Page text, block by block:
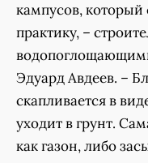
кампусов, который
практику, –
Эдуард Авдеев. –
скапливается в
уходит в грунт.
как газон, либо